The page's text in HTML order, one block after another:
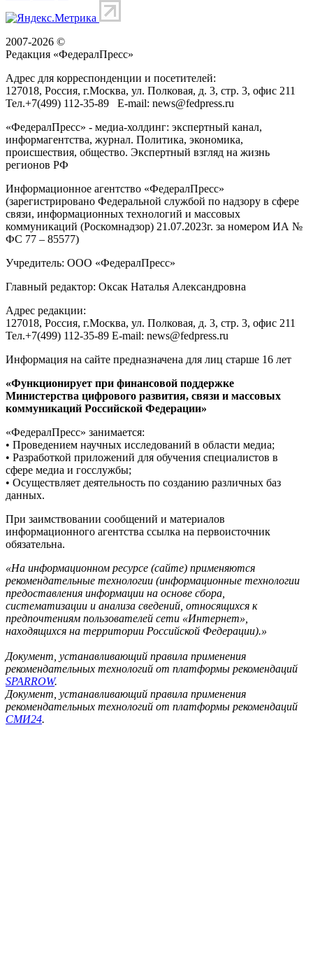
2007-2026 ©
Редакция «ФедералПресс»
Адрес для корреспонденции и посетителей:
127018, Россия, г.Москва, ул. Полковая, д. 3, стр. 3, офис 211
Тел.+7(499) 112-35-89 E-mail: news@fedpress.ru
«ФедералПресс» - медиа-холдинг: экспертный канал,
информагентства, журнал. Политика, экономика,
происшествия, общество. Экспертный взгляд на жизнь
регионов РФ
Информационное агентство «ФедералПресс»
(зарегистрировано Федеральной службой по надзору в сфере
связи, информационных технологий и массовых
коммуникаций (Роскомнадзор) 21.07.2023г. за номером ИА №
ФС 77 – 85577)
Учредитель: ООО «ФедералПресс»
Главный редактор: Оксак Наталья Александровна
Адрес редакции:
127018, Россия, г.Москва, ул. Полковая, д. 3, стр. 3, офис 211
Тел.+7(499) 112-35-89 E-mail: news@fedpress.ru
Информация на сайте предназначена для лиц старше 16 лет
«Функционирует при финансовой поддержке
Министерства цифрового развития, связи и массовых
коммуникаций Российской Федерации»
«ФедералПресс» занимается:
• Проведением научных исследований в области медиа;
• Разработкой приложений для обучения специалистов в
сфере медиа и госслужбы;
• Осуществляет деятельность по созданию различных баз
данных.
При заимствовании сообщений и материалов
информационного агентства ссылка на первоисточник
обязательна.
«На информационном ресурсе (сайте) применяются
рекомендательные технологии (информационные технологии
предоставления информации на основе сбора,
систематизации и анализа сведений, относящихся к
предпочтениям пользователей сети «Интернет»,
находящихся на территории Российской Федерации).»
Документ, устанавливающий правила применения
рекомендательных технологий от платформы рекомендаций
SPARROW.
Документ, устанавливающий правила применения
рекомендательных технологий от платформы рекомендаций
СМИ24.